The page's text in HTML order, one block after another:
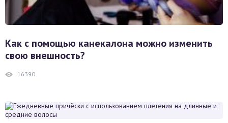
Как с помощью канекалона можно изменить
свою внешность?
16390